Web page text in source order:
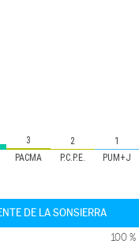
PACMA P.C.P.E. PUM+J
3 2 1
DE LA SONSIERRA
100 %